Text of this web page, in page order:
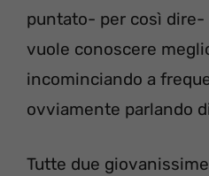
puntato- per così dire-
vuole conoscere
incominciando a
ovviamente parlando
Tutte due